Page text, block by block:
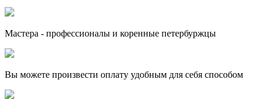
Мастера - профессионалы и коренные петербуржцы
Вы можете произвести оплату удобным для себя способом